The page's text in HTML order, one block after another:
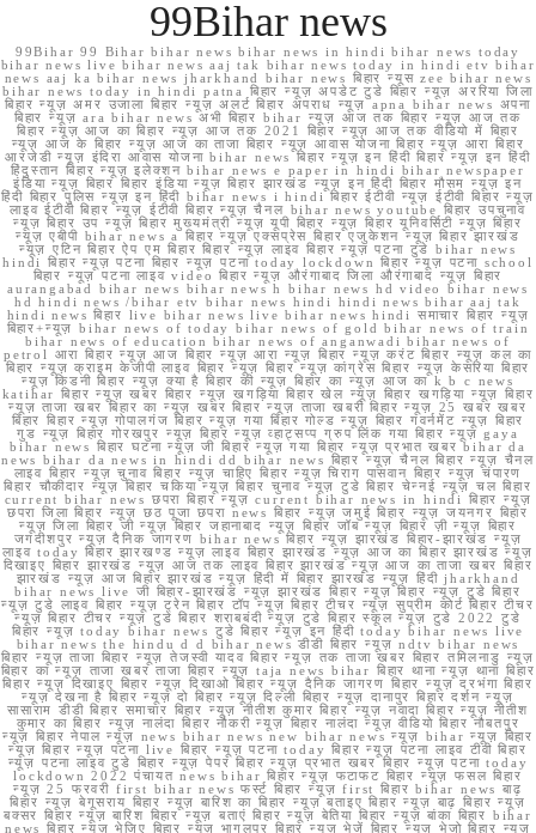
99Bihar news
99Bihar 99 Bihar bihar news bihar news in hindi bihar news today
bihar news live bihar news aaj tak bihar news today in hindi etv bihar
news aaj ka bihar news jharkhand bihar news बिहार न्यूस zee bihar news
bihar news today in hindi patna बिहार न्यूज़ अपडेट टुडे बिहार न्यूज़ अररिया जिला
बिहार न्यूज़ अमर उजाला बिहार न्यूज़ अलर्ट बिहार अपराध न्यूज़ apna bihar news अपना
बिहार न्यूज़ ara bihar news अभी बिहार bihar न्यूज़ आज तक बिहार न्यूज़ आज तक
बिहार न्यूज़ आज का बिहार न्यूज़ आज तक 2021 बिहार न्यूज़ आज तक वीडियो में बिहार
न्यूज़ आज के बिहार न्यूज़ आज का ताजा बिहार न्यूज़ आवास योजना बिहार न्यूज़ आरा बिहार
आरजेडी न्यूज़ इंदिरा आवास योजना bihar news बिहार न्यूज़ इन हिंदी बिहार न्यूज़ इन हिंदी
हिंदुस्तान बिहार न्यूज़ इलेक्शन bihar news e paper in hindi bihar newspaper
इंडिया न्यूज़ बिहार बिहार इंडिया न्यूज़ बिहार झारखंड न्यूज़ इन हिंदी बिहार मौसम न्यूज़ इन
हिंदी बिहार पुलिस न्यूज़ इन हिंदी bihar news i hindi बिहार ईटीवी न्यूज़ ईटीवी बिहार न्यूज़
लाइव ईटीवी बिहार न्यूज़ ईटीवी बिहार न्यूज़ चैनल bihar news youtube बिहार उपचुनाव
न्यूज़ बिहार उप न्यूज़ बिहार मुख्यमंत्री न्यूज़ यूपी बिहार न्यूज़ बिहार यूनिवर्सिटी न्यूज़ बिहार
न्यूज़ एबीपी bihar news a बिहार न्यूज़ एक्सप्रेस बिहार एजुकेशन न्यूज़ बिहार झारखंड
न्यूज़ एटिन बिहार ऐप एम बिहार बिहार न्यूज़ लाइव बिहार न्यूज़ पटना टुडे bihar news
hindi बिहार न्यूज़ पटना बिहार न्यूज़ पटना today lockdown बिहार न्यूज़ पटना school
बिहार न्यूज़ पटना लाइव video बिहार न्यूज़ औरंगाबाद जिला औरंगाबाद न्यूज़ बिहार
aurangabad bihar news bihar news h bihar news hd video bihar news
hd hindi news /bihar etv bihar news hindi hindi news bihar aaj tak
hindi news बिहार live bihar news live bihar news hindi समाचार बिहार न्यूज़
बिहार+न्यूज़ bihar news of today bihar news of gold bihar news of train
bihar news of education bihar news of anganwadi bihar news of
petrol आरा बिहार न्यूज़ आज बिहार न्यूज़ आरा न्यूज़ बिहार न्यूज़ करंट बिहार न्यूज़ कल का
बिहार न्यूज़ क्राइम केजीपी लाइव बिहार न्यूज़ बिहार न्यूज़ कांग्रेस बिहार न्यूज़ केसरिया बिहार
न्यूज़ किडनी बिहार न्यूज़ क्या है बिहार की न्यूज़ बिहार का न्यूज़ आज का k b c news
katihar बिहार न्यूज़ खबर बिहार न्यूज़ खगड़िया बिहार खेल न्यूज़ बिहार खगड़िया न्यूज़ बिहार
न्यूज़ ताजा खबर बिहार का न्यूज़ खबर बिहार न्यूज़ ताजा खबरी बिहार न्यूज़ 25 खबर खबर
बिहार बिहार न्यूज़ गोपालगंज बिहार न्यूज़ गया बिहार गोल्ड न्यूज़ बिहार गवर्नमेंट न्यूज़ बिहार
गुड न्यूज़ बिहार गोरखपुर न्यूज़ बिहार न्यूज़ व्हाट्सप्प ग्रुप लिंक गया बिहार न्यूज़ gaya
bihar news बिहार घटना न्यूज़ जी बिहार न्यूज़ गया बिहार न्यूज़ प्रभात खबर bihar da
news bihar da news in hindi dd bihar news बिहार न्यूज़ चैनल बिहार न्यूज़ चैनल
लाइव बिहार न्यूज़ चुनाव बिहार न्यूज़ चाहिए बिहार न्यूज़ चिराग पासवान बिहार न्यूज़ चंपारण
बिहार चौकीदार न्यूज़ बिहार चकिया न्यूज़ बिहार चुनाव न्यूज़ टुडे बिहार चेन्नई न्यूज़ चल बिहार
current bihar news छपरा बिहार न्यूज़ current bihar news in hindi बिहार न्यूज़
छपरा जिला बिहार न्यूज़ छठ पूजा छपरा news बिहार न्यूज़ जमुई बिहार न्यूज़ जयनगर बिहार
न्यूज़ जिला बिहार जी न्यूज़ बिहार जहानाबाद न्यूज़ बिहार जॉब न्यूज़ बिहार ज़ी न्यूज़ बिहार
जगदीशपुर न्यूज़ दैनिक जागरण bihar news बिहार न्यूज़ झारखंड बिहार-झारखंड न्यूज़
लाइव today बिहार झारखण्ड न्यूज़ लाइव बिहार झारखंड न्यूज़ आज का बिहार झारखंड न्यूज़
दिखाइए बिहार झारखंड न्यूज़ आज तक लाइव बिहार झारखंड न्यूज़ आज का ताजा खबर बिहार
झारखंड न्यूज़ आज बिहार झारखंड न्यूज़ हिंदी में बिहार झारखंड न्यूज़ हिंदी jharkhand
bihar news live जी बिहार-झारखंड न्यूज़ झारखंड बिहार न्यूज़ बिहार न्यूज़ टुडे बिहार
न्यूज़ टुडे लाइव बिहार न्यूज़ ट्रेन बिहार टॉप न्यूज़ बिहार टीचर न्यूज़ सुप्रीम कोर्ट बिहार टीचर
न्यूज़ बिहार टीचर न्यूज़ टुडे बिहार शराबबंदी न्यूज़ टुडे बिहार स्कूल न्यूज़ टुडे 2022 टुडे
बिहार न्यूज़ today bihar news टुडे बिहार न्यूज़ इन हिंदी today bihar news live
bihar news the hindu d d bihar news डीडी बिहार न्यूज़ ndtv bihar news
बिहार न्यूज़ ताजा बिहार न्यूज़ तेजस्वी यादव बिहार न्यूज़ तक ताजा खबर बिहार तमिलनाडु न्यूज़
बिहार का न्यूज़ ताजा खबर ताजा बिहार न्यूज़ taja news bihar बिहार थाना न्यूज़ थाना बिहार
बिहार न्यूज़ दिखाइए बिहार न्यूज़ दिखाओ बिहार न्यूज़ दैनिक जागरण बिहार न्यूज़ दरभंगा बिहार
न्यूज़ देखना है बिहार न्यूज़ दो बिहार न्यूज़ दिल्ली बिहार न्यूज़ दानापुर बिहार दर्शन न्यूज़
सासाराम डीडी बिहार समाचार बिहार न्यूज़ नीतीश कुमार बिहार न्यूज़ नवादा बिहार न्यूज़ नीतीश
कुमार का बिहार न्यूज़ नालंदा बिहार नौकरी न्यूज़ बिहार नालंदा न्यूज़ वीडियो बिहार नौबतपुर
न्यूज़ बिहार नेपाल न्यूज़ news bihar news new bihar news न्यूज़ bihar न्यूज़ बिहार
न्यूज़ बिहार न्यूज़ पटना live बिहार न्यूज़ पटना today बिहार न्यूज़ पटना लाइव टीवी बिहार
न्यूज़ पटना लाइव टुडे बिहार न्यूज़ पेपर बिहार न्यूज़ प्रभात खबर बिहार न्यूज़ पटना today
lockdown 2022 पंचायत news bihar बिहार न्यूज़ फटाफट बिहार न्यूज़ फसल बिहार
न्यूज़ 25 फरवरी first bihar news फर्स्ट बिहार न्यूज़ first बिहार bihar news बाढ़
बिहार न्यूज़ बेगूसराय बिहार न्यूज़ बारिश का बिहार न्यूज़ बताइए बिहार न्यूज़ बाढ़ बिहार न्यूज़
बक्सर बिहार न्यूज़ बारिश बिहार न्यूज़ बताएं बिहार न्यूज़ बेतिया बिहार न्यूज़ बांका बिहार bihar
news बिहार न्यूज़ भेजिए बिहार न्यूज़ भागलपुर बिहार न्यूज़ भेजें बिहार न्यूज़ भेजो बिहार न्यूज़